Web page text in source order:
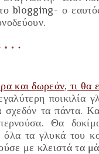
blogging- ο
και δωρεάν, τι θα
ποικιλία
σχεδόν τα πάντα.
Θα
όλα τα γλυκά του
με κλειστά τα